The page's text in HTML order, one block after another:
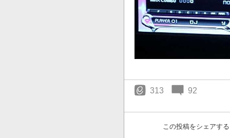
313 92
この投稿をシェアする